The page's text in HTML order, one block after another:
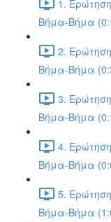
1.
Βήμα-Βήμα
2.
Βήμα-Βήμα
3.
Βήμα-Βήμα
4.
Βήμα-Βήμα
5.
Βήμα-Βήμα